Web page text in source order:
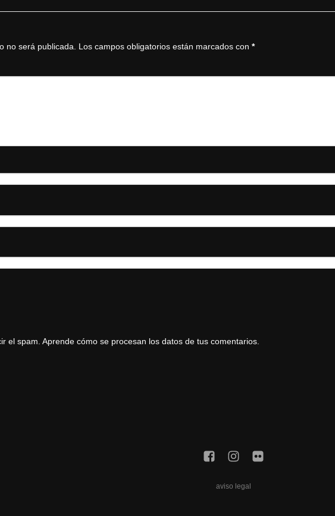
no será publicada. Los campos obligatorios están marcados con *
el spam. Aprende cómo se procesan los datos de tus comentarios.
aviso legal